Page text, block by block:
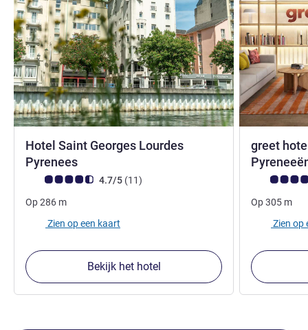
Hotel Saint Georges Lourdes
Pyrenees
Avis-klantbeoordeling (ALL beoordeling)
4.7/5 (11beoordelingen
)
Op286 m
Zien op een kaart
Bekijk het hotel
greet
Avis-
Op305 m
Zien op